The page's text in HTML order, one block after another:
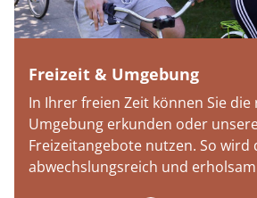
Freizeit & Umgebung
In Ihrer freien Zeit können Sie die
Umgebung erkunden oder
Freizeitangebote nutzen. So wird
abwechslungsreich und